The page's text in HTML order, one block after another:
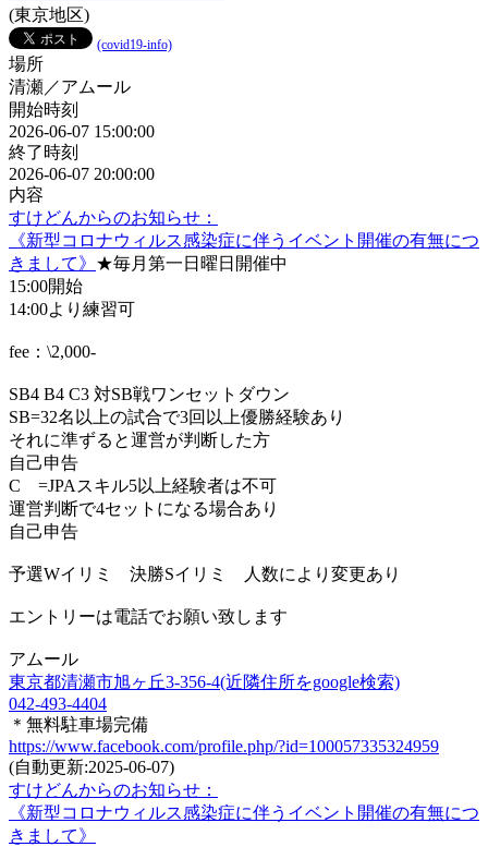
(東京地区)
(covid19-info)
場所
清瀬／アムール
開始時刻
2026-06-07 15:00:00
終了時刻
2026-06-07 20:00:00
内容
すけどんからのお知らせ：
《新型コロナウィルス感染症に伴うイベント開催の有無につ
きまして》 ★毎月第一日曜日開催中
15:00開始
14:00より練習可
fee：\2,000-
SB4 B4 C3 対SB戦ワンセットダウン
SB=32名以上の試合で3回以上優勝経験あり
それに準ずると運営が判断した方
自己申告
C =JPAスキル5以上経験者は不可
運営判断で4セットになる場合あり
自己申告
予選Wイリミ 決勝Sイリミ 人数により変更あり
エントリーは電話でお願い致します
アムール
東京都清瀬市旭ヶ丘3-356-4(近隣住所をgoogle検索)
042-493-4404
＊無料駐車場完備
https://www.facebook.com/profile.php/?id=100057335324959
(自動更新:2025-06-07)
すけどんからのお知らせ：
《新型コロナウィルス感染症に伴うイベント開催の有無につ
きまして》